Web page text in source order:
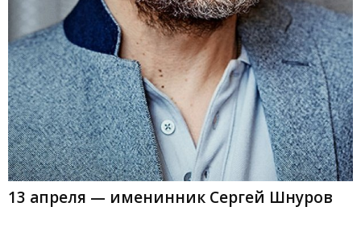
13 апреля — именинник Сергей Шнуров